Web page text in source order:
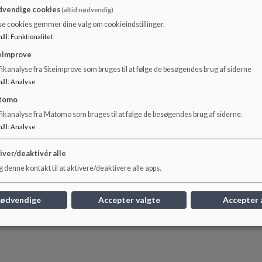
et klassecharter, at vi samler ind til Danmarksindsamlingen og
her.
cookies(altid nødvendig)
cookies gemmer dine valg om cookieindstillinger.
: Funktionalitet
fra Siteimprove som bruges til at følge de besøgendes brug af siderne
: Analyse
fra Matomo som bruges til at følge de besøgendes brug af siderne.
: Analyse
deaktivér alle
denne kontakt til at aktivere/deaktivere alle apps.
Accepter valgte Accepter